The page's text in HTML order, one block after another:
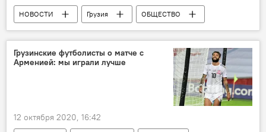
НОВОСТИ Грузия
ОБЩЕСТВО
Коронавирус COVID-19
Георгий Гахария
Грузинские футболисты о матче с
Арменией: мы играли лучше
12 октября 2020, 16:42